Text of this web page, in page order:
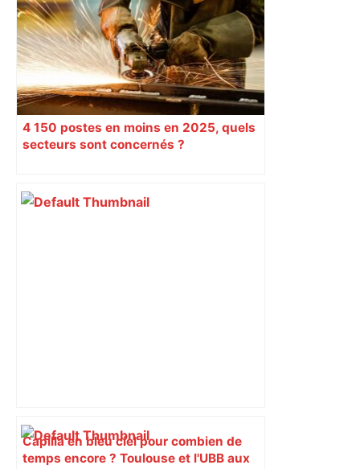
saison va être torride – Rugbynistere
4 150 postes en moins en 2025, quels
secteurs sont concernés ?
Capilla en bleu ciel pour combien de
temps encore ? Toulouse et l'UBB aux